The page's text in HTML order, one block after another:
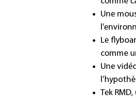
Une
Le
comme
Une
Tek